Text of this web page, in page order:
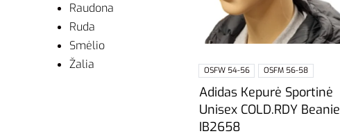
Raudona
Ruda
Smėlio
Žalia
OSFW 54-56 OSFM 56-58
Adidas Kepurė Sportinė
Unisex COLD.RDY Beanie
IB2658